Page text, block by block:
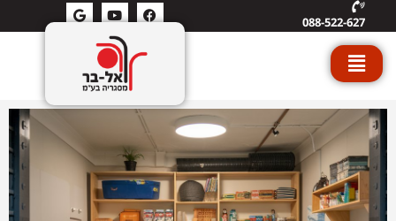
088-522-627